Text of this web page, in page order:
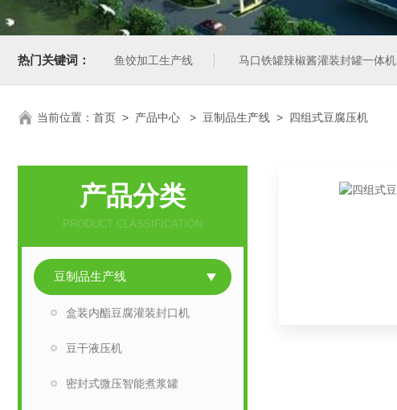
热门关键词： 鱼饺加工生产线 马口铁罐辣椒酱灌装封罐一体机
当前位置： 首页 > 产品中心 > 豆制品生产线 > 四组式豆腐压机
产品分类
PRODUCT CLASSIFICATION
豆制品生产线
盒装内酯豆腐灌装封口机
豆干液压机
密封式微压智能煮浆罐